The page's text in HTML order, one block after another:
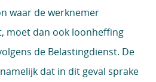
waar de werknemer
moet dan ook loonheffing
de Belastingdienst. De
dat in dit geval sprake